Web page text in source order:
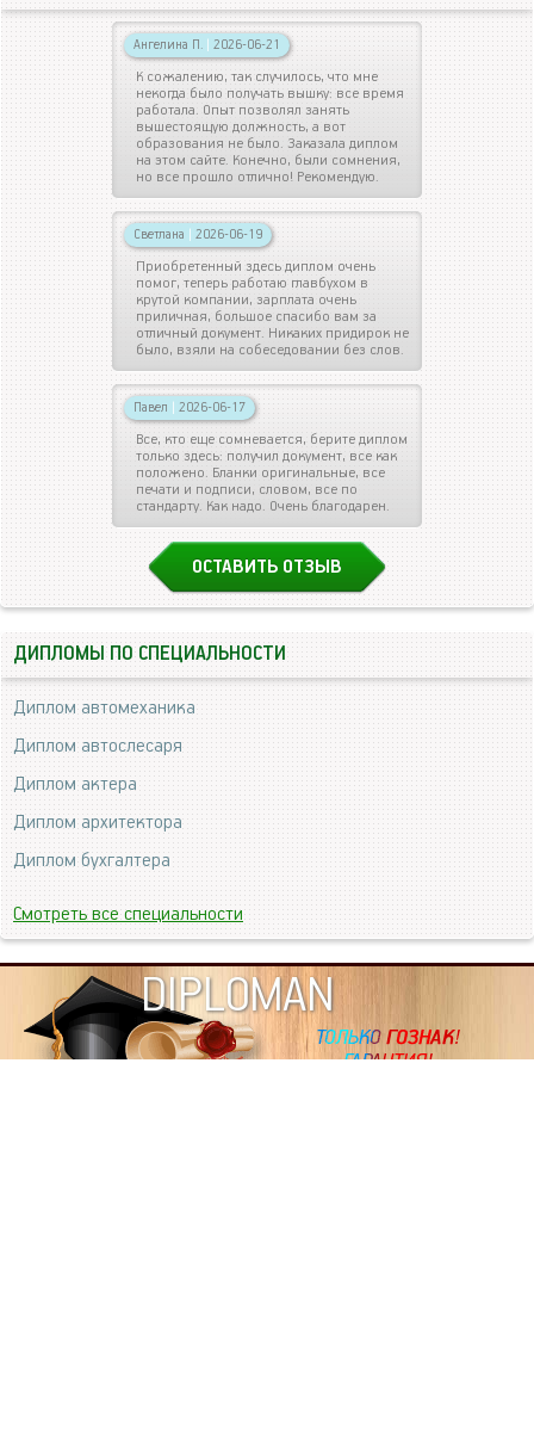
Ангелина П. | 2026-06-21
К сожалению, так случилось, что мне
некогда было получать вышку: все время
работала. Опыт позволял занять
вышестоящую должность, а вот
образования не было. Заказала диплом
на этом сайте. Конечно, были сомнения,
но все прошло отлично! Рекомендую.
Светлана | 2026-06-19
Приобретенный здесь диплом очень
помог, теперь работаю главбухом в
крутой компании, зарплата очень
приличная, большое спасибо вам за
отличный документ. Никаких придирок не
было, взяли на собеседовании без слов.
Павел | 2026-06-17
Все, кто еще сомневается, берите диплом
только здесь: получил документ, все как
положено. Бланки оригинальные, все
печати и подписи, словом, все по
стандарту. Как надо. Очень благодарен.
ОСТАВИТЬ ОТЗЫВ
ДИПЛОМЫ ПО СПЕЦИАЛЬНОСТИ
Диплом автомеханика
Диплом автослесаря
Диплом актера
Диплом архитектора
Диплом бухгалтера
Смотреть все специальности
DIPLOMAN